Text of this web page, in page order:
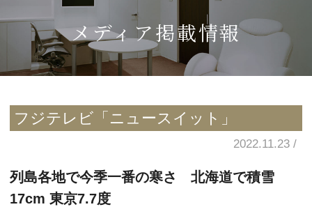
メディア掲載情報
フジテレビ「ニュースイット」
2022.11.23
列島各地で今季一番の寒さ 北海道で積雪
17cm 東京7.7度